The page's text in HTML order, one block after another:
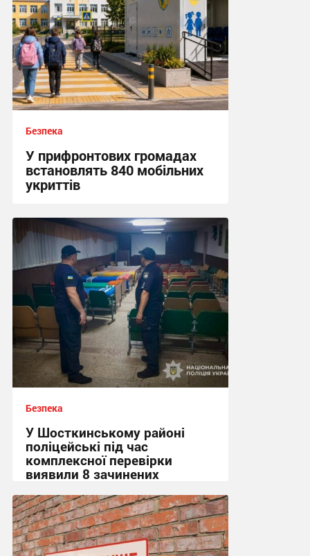
Безпека
У прифронтових громадах
встановлять 840 мобільних
укриттів
12:57 сьогодні
Безпека
У Шосткинському районі
поліцейські під час
комплексної перевірки
виявили 8 зачинених
15:36, 7.08.2026